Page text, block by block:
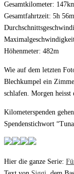
Gesamtkilometer:
Gesamtfahrtzeit: 5h
Höhenmeter: 482m
Wie auf dem letzten
Blechkumpel ein
schlafen. Morgen
Kilometerspenden
Spendenstichwort
Hier die ganze Serie: